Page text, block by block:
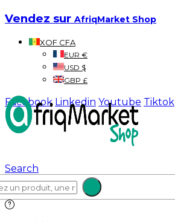
Vendez sur AfriqMarket Shop
XOF CFA
EUR €
USD $
GBP £
Facebook Linkedin Youtube Tiktok
Search